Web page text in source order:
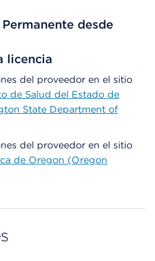
desde
licencia
del proveedor en el sitio
de Salud del Estado de
State Department of
del proveedor en el sitio
de Oregon (Oregon